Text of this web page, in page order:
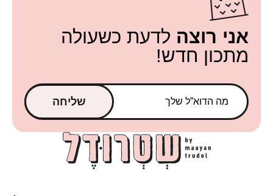
אני רוצה לדעת כשעולה
מתכון חדש!
שליחה